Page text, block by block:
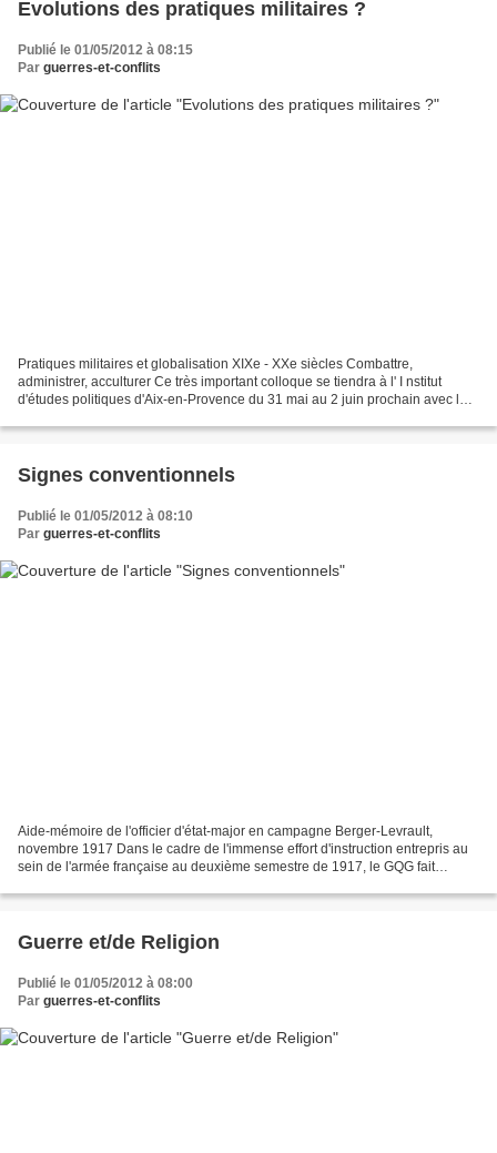
Evolutions des pratiques militaires ?
Publié le 01/05/2012 à 08:15
Par guerres-et-conflits
Pratiques militaires et globalisation XIXe - XXe siècles Combattre,
administrer, acculturer Ce très important colloque se tiendra à l' I nstitut
d'études politiques d'Aix-en-Provence du 31 mai au 2 juin prochain avec la
Signes conventionnels
Publié le 01/05/2012 à 08:10
Par guerres-et-conflits
Aide-mémoire de l'officier d'état-major en campagne Berger-Levrault,
novembre 1917 Dans le cadre de l'immense effort d'instruction entrepris au
sein de l'armée française au deuxième semestre de 1917, le GQG fait
Guerre et/de Religion
Publié le 01/05/2012 à 08:00
Par guerres-et-conflits